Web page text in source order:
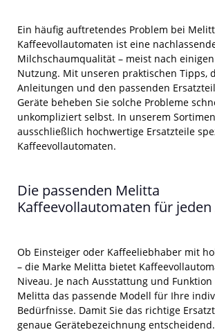
Ein häufig auftretendes Problem bei
Kaffeevollautomaten ist eine
Milchschaumqualität – meist nach
Nutzung. Mit unseren praktischen Tipps,
Anleitungen und den passenden
Geräte beheben Sie solche Probleme
unkompliziert selbst. In unserem
ausschließlich hochwertige Ersatzteile
Kaffeevollautomaten.
Die passenden Melitta
Kaffeevollautomaten für
Ob Einsteiger oder Kaffeeliebhaber mit
– die Marke Melitta bietet
Niveau. Je nach Ausstattung und
Melitta das passende Modell für Ihre
Bedürfnisse. Damit Sie das richtige
genaue Gerätebezeichnung entscheidend.